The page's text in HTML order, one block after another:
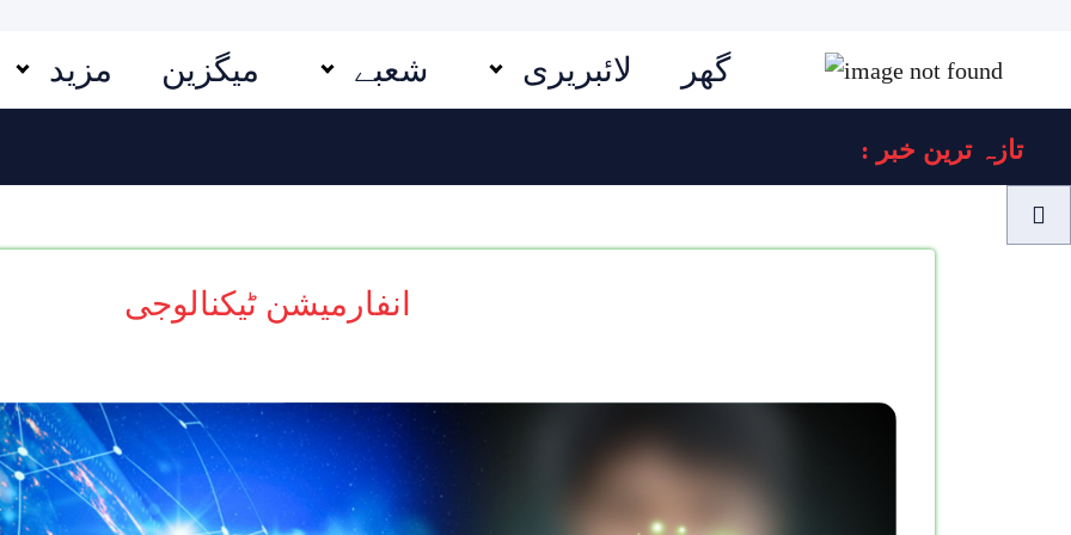
گھر لائبریری شعبے میگزین مزید
: تازہ ترین خبر
انفارمیشن ٹیکنالوجی